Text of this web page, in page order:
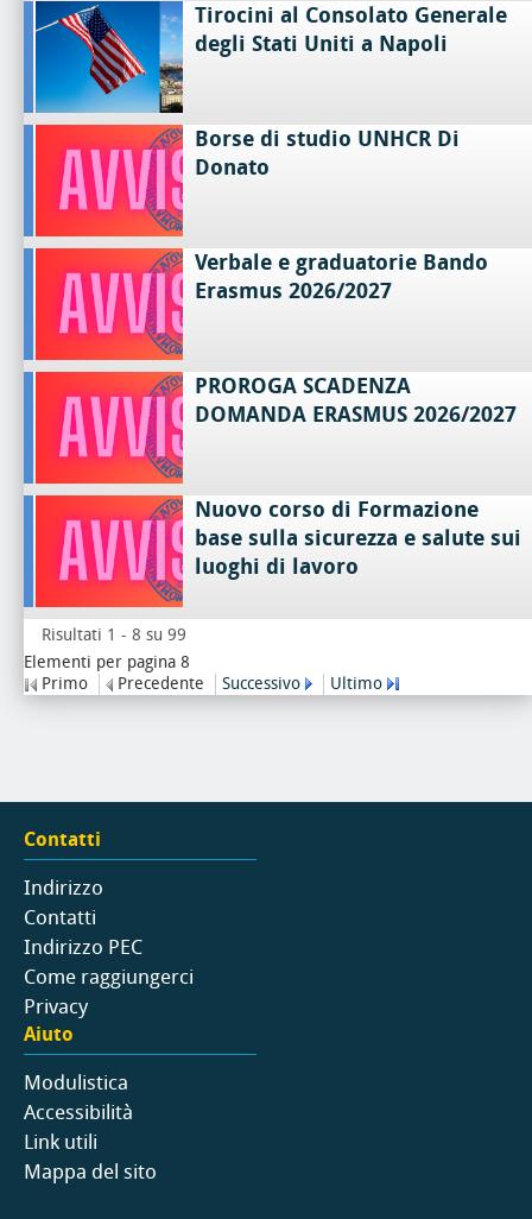
Tirocini al Consolato Generale
degli Stati Uniti a Napoli
Borse di studio UNHCR Di
Donato
Verbale e graduatorie Bando
Erasmus 2026/2027
PROROGA SCADENZA
DOMANDA ERASMUS 2026/2027
Nuovo corso di Formazione
base sulla sicurezza e salute sui
luoghi di lavoro
Risultati 1 - 8 su 99
Elementi per pagina 8
Primo
Precedente Successivo Ultimo
Contatti
Indirizzo
Contatti
Indirizzo PEC
Come raggiungerci
Privacy
Aiuto
Modulistica
Accessibilità
Link utili
Mappa del sito